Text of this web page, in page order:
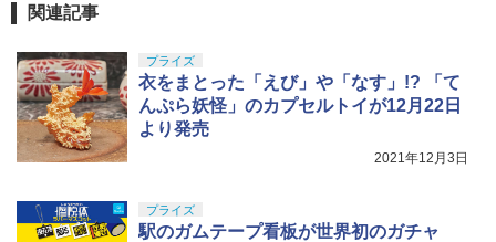
関連記事
プライズ
衣をまとった「えび」や「なす」!? 「て
んぷら妖怪」のカプセルトイが12月22日
より発売
2021年12月3日
プライズ
駅のガムテープ看板が世界初のガチャ